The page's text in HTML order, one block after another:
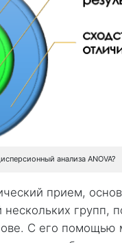
анализа ANOVA?
прием,
групп,
С его помощью